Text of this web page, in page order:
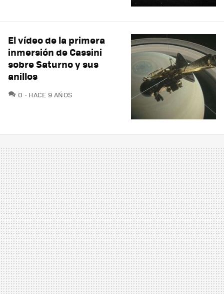
El vídeo de la primera
inmersión de Cassini
sobre Saturno y sus
anillos
0 COMENTARIOS
HACE 9 AÑOS